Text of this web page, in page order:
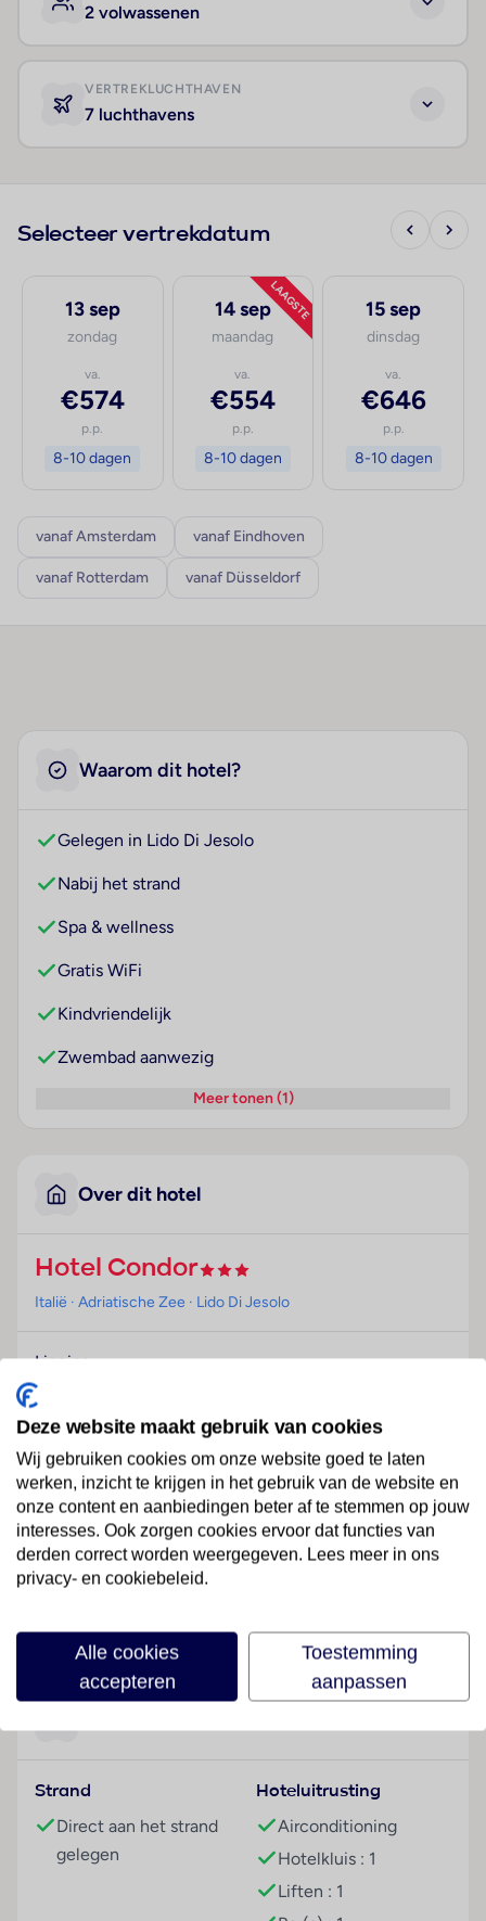
2 volwassenen
VERTREKLUCHTHAVEN
7 luchthavens
Selecteer vertrekdatum
13 sep
zondag
va.
€574
p.p.
8-10 dagen
LAAGSTE
14 sep
maandag
va.
€554
p.p.
8-10 dagen
15 sep
dinsdag
va.
€646
p.p.
8-10 dagen
vanaf Amsterdam vanaf Eindhoven
vanaf Rotterdam vanaf Düsseldorf
Waarom dit hotel?
Gelegen in Lido Di Jesolo
Nabij het strand
Spa & wellness
Gratis WiFi
Kindvriendelijk
Zwembad aanwezig
Meer tonen (1)
Over dit hotel
Hotel Condor
Italië · Adriatische Zee · Lido Di Jesolo
Ligging
Het hotel ligt direct aan het strand, centraal in Lido di
Hotelfaciliteiten
Dit hotel beschikt over een lift en een receptie. De
gasten van het hotel kunnen van een bagagedepot,
een kluis, een tv-ruimte, een speelkamer,
kamerservice en een rookmelder gebruikmaken. Via
Wi-Fi hebben de gasten toegang tot het internet.
en recreatie. De gasten die met de auto komen,
kunnen in een garage of op de parkeerplaats parkeren.
De omgeving kan door de aanwezigheid van de
Airconditioning en een verwarming zorgen voor een
aangename luchtcirculatie in de kamers. De gasten
kunnen vanaf het balkon of het terras van het uitzicht
op zee genieten. De kamers beschikken over een
queensize bed. Ook babybedjes en extra bedden
Strand
Direct aan het strand
gelegen
Hoteluitrusting
Airconditioning
Hotelkluis : 1
Liften : 1
Deze website maakt gebruik van cookies
Wij gebruiken cookies om onze website goed te laten
werken, inzicht te krijgen in het gebruik van de website en
onze content en aanbiedingen beter af te stemmen op jouw
interesses. Ook zorgen cookies ervoor dat functies van
derden correct worden weergegeven. Lees meer in ons
privacy- en cookiebeleid.
Alle cookies
accepteren
Toestemming
aanpassen